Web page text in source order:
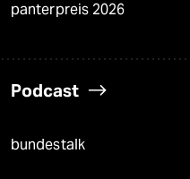
panterpreis 2026
Podcast
bundestalk